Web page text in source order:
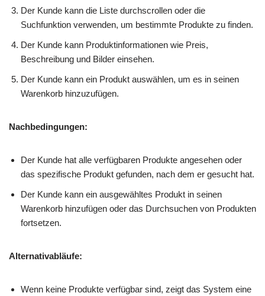
Der Kunde kann die Liste durchscrollen oder die
Suchfunktion verwenden, um bestimmte Produkte zu finden.
Der Kunde kann Produktinformationen wie Preis,
Beschreibung und Bilder einsehen.
Der Kunde kann ein Produkt auswählen, um es in seinen
Warenkorb hinzuzufügen.
Nachbedingungen:
Der Kunde hat alle verfügbaren Produkte angesehen oder
das spezifische Produkt gefunden, nach dem er gesucht hat.
Der Kunde kann ein ausgewähltes Produkt in seinen
Warenkorb hinzufügen oder das Durchsuchen von Produkten
fortsetzen.
Alternativabläufe:
Wenn keine Produkte verfügbar sind, zeigt das System eine